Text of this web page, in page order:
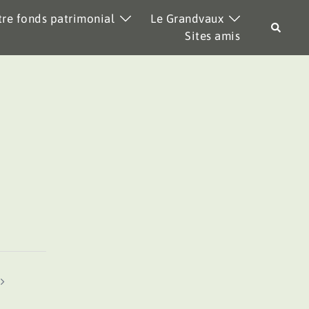
fonds patrimonial
Le Grandvaux
Sites amis